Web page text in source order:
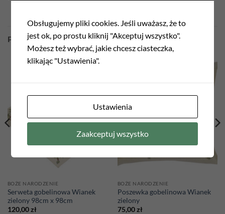
PODOBNE PRODUKTY
BOŻE NARODZENIE
Serweta gobelinowa Wianek
zielony 98cm x 98cm
120,00zł
BOŻE NARODZENIE
Poszewka gobelinowa Wianek
zielony
75,00zł
Obsługujemy pliki cookies. Jeśli uważasz, że to
jest ok, po prostu kliknij "Akceptuj wszystko".
Możesz też wybrać, jakie chcesz ciasteczka,
klikając "Ustawienia".
Ustawienia
Zaakceptuj wszystko